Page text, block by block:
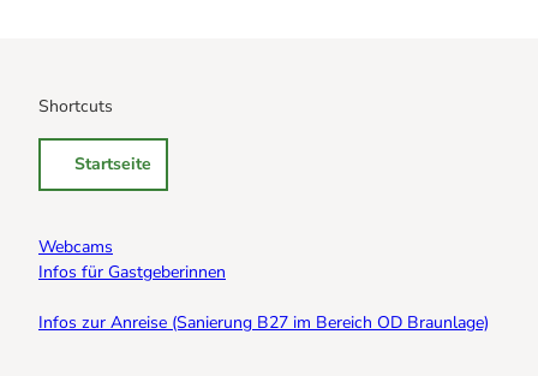
Shortcuts
Startseite
Webcams
Infos für Gastgeberinnen
Infos zur Anreise (Sanierung B27 im Bereich OD Braunlage)